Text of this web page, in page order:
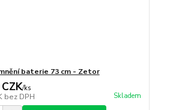
baterie 73 cm - Zetor
/ks
bez DPH Skladem